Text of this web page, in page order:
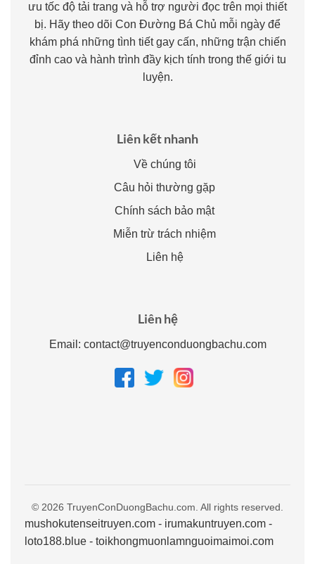
ưu tốc độ tải trang và hỗ trợ người đọc trên mọi thiết
bị. Hãy theo dõi Con Đường Bá Chủ mỗi ngày để
khám phá những tình tiết gay cấn, những trận chiến
đỉnh cao và hành trình đầy kịch tính trong thế giới tu
luyện.
Liên kết nhanh
Về chúng tôi
Câu hỏi thường gặp
Chính sách bảo mật
Miễn trừ trách nhiệm
Liên hệ
Liên hệ
Email: contact@truyenconduongbachu.com
© 2026 TruyenConDuongBachu.com. All rights reserved.
mushokutenseitruyen.com - irumakuntruyen.com -
loto188.blue - toikhongmuonlamnguoimaimoi.com